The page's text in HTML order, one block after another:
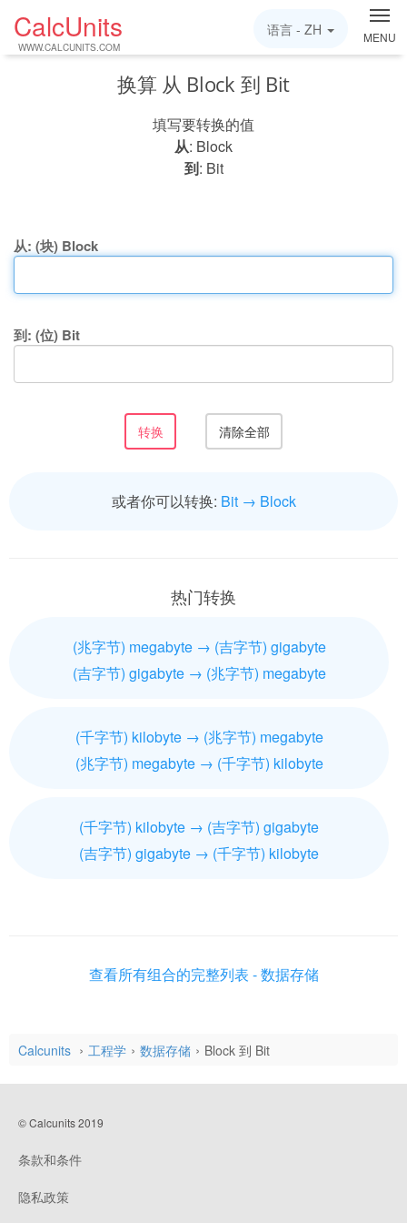
CalcUnits
WWW.CALCUNITS.COM
MENU
语言 - ZH
换算 从 Block 到 Bit
填写要转换的值
从: Block
到: Bit
从: (块) Block
到: (位) Bit
或者你可以转换: Bit → Block
热门转换
(兆字节) megabyte → (吉字节) gigabyte
(吉字节) gigabyte → (兆字节) megabyte
(千字节) kilobyte → (兆字节) megabyte
(兆字节) megabyte → (千字节) kilobyte
(千字节) kilobyte → (吉字节) gigabyte
(吉字节) gigabyte → (千字节) kilobyte
查看所有组合的完整列表 - 数据存储
Calcunits 工程学 数据存储 Block 到 Bit
© Calcunits 2019
条款和条件
隐私政策